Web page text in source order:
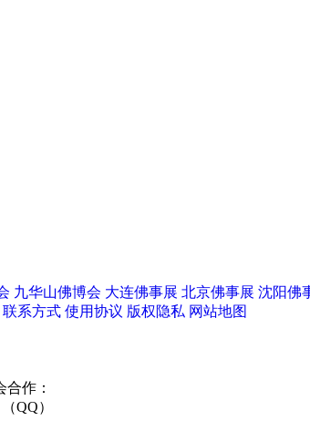
九华山佛博会 大连佛事展 北京佛事展 沈阳佛
联系方式 使用协议 版权隐私 网站地图
合作：
QQ）